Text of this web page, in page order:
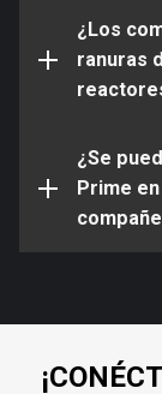
¿Los
ranuras
¿Se
Prime
todos
como
Todos
de
Xiphos